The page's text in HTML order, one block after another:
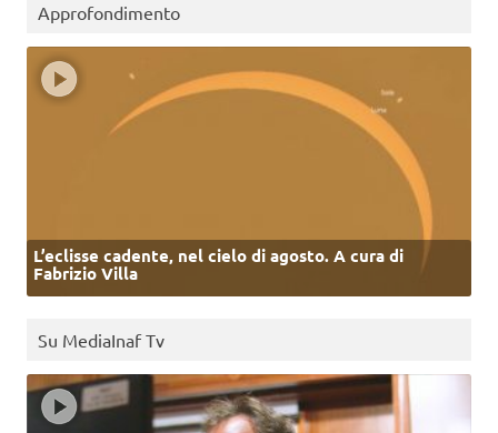
Approfondimento
L’eclisse cadente, nel cielo di agosto. A cura di
Fabrizio Villa
Su MediaInaf Tv